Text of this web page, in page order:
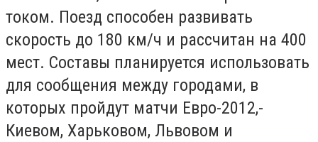
током. Поезд способен развивать
скорость до 180 км/ч и рассчитан на 400
мест. Составы планируется использовать
для сообщения между городами, в
которых пройдут матчи Евро-2012,-
Киевом, Харьковом, Львовом и